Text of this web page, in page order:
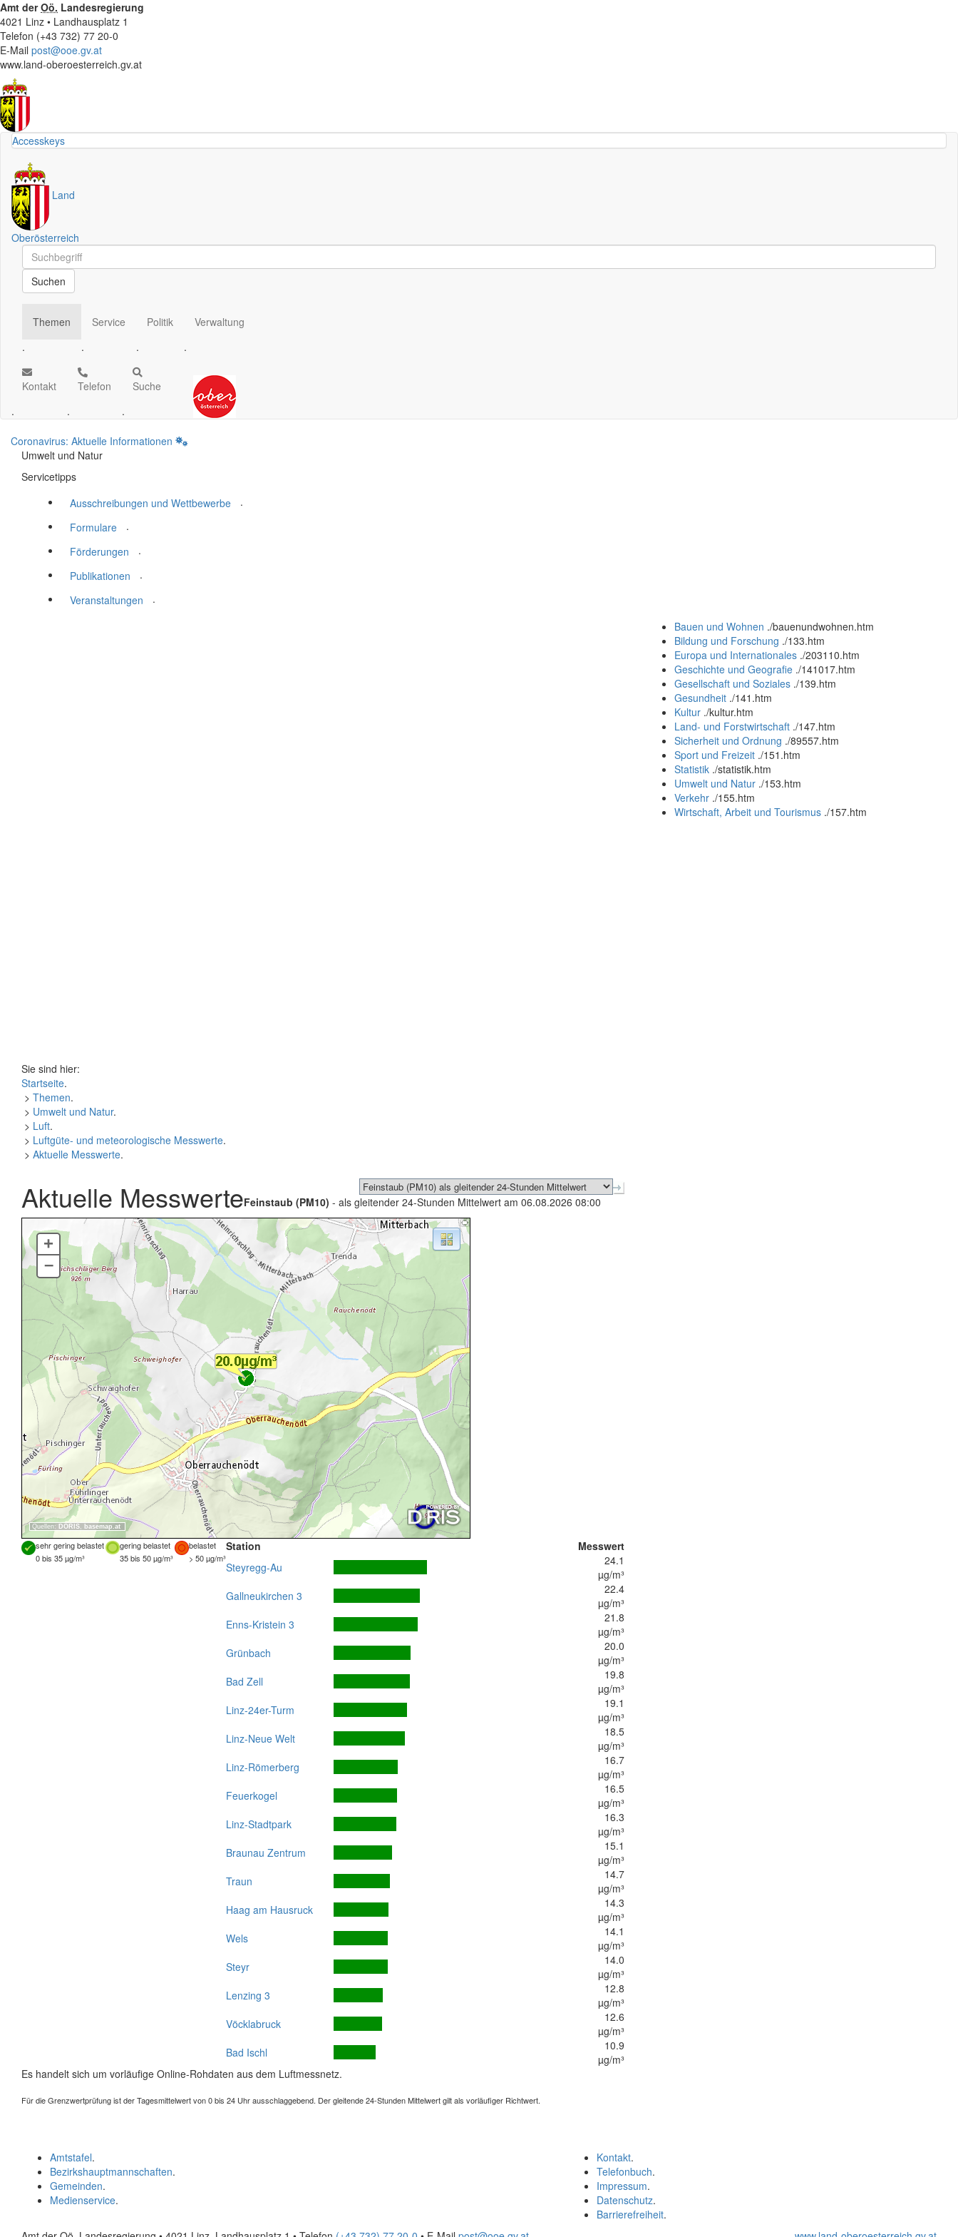
Amt derOö. Landesregierung
4021 Linz • Landhausplatz 1
Telefon (+43 732) 77 20-0
E-Mail post@ooe.gv.at
www.land-oberoesterreich.gv.at
Accesskeys
Land
Oberösterreich
Schnellsuche
Schnellsuche
Suchen
Themen
.
Service
.
Politik
.
Verwaltung
.
Kontakt
.
Telefon
.
Suche
.
Coronavirus: Aktuelle Informationen
Umwelt und Natur
Servicetipps
Ausschreibungen und Wettbewerbe
.
Formulare
.
Förderungen
.
Publikationen
.
Veranstaltungen
.
Bauen und Wohnen ./bauenundwohnen.htm
Bildung und Forschung ./133.htm
Europa und Internationales ./203110.htm
Geschichte und Geografie ./141017.htm
Gesellschaft und Soziales ./139.htm
Gesundheit ./141.htm
Kultur ./kultur.htm
Land- und Forstwirtschaft ./147.htm
Sicherheit und Ordnung ./89557.htm
Sport und Freizeit ./151.htm
Statistik ./statistik.htm
Umwelt und Natur ./153.htm
Verkehr ./155.htm
Wirtschaft, Arbeit und Tourismus ./157.htm
Sie sind hier:
Startseite.
> Themen.
> Umwelt und Natur.
> Luft.
> Luftgüte- und meteorologische Messwerte.
> Aktuelle Messwerte.
Aktuelle MesswerteFeinstaub (PM10) - als gleitender 24-Stunden Mittelwert am 06.08.2026 08:00
Quellen: DORIS, basemap.at
+
–
sehr gering belastet gering belastet
belastet
0 bis 35 µg/m³
35 bis 50 µg/m³ > 50 µg/m³
Station
Messwert
Steyregg-Au
24.1
µg/m³
Gallneukirchen 3
22.4
µg/m³
Enns-Kristein 3
21.8
µg/m³
Grünbach
20.0
µg/m³
Bad Zell
19.8
µg/m³
Linz-24er-Turm
19.1
µg/m³
Linz-Neue Welt
18.5
µg/m³
Linz-Römerberg
16.7
µg/m³
Feuerkogel
16.5
µg/m³
Linz-Stadtpark
16.3
µg/m³
Braunau Zentrum
15.1
µg/m³
Traun
14.7
µg/m³
Haag am Hausruck
14.3
µg/m³
Wels
14.1
µg/m³
Steyr
14.0
µg/m³
Lenzing 3
12.8
µg/m³
Vöcklabruck
12.6
µg/m³
Bad Ischl
10.9
µg/m³
Es handelt sich um vorläufige Online-Rohdaten aus dem Luftmessnetz.
Für die Grenzwertprüfung ist der Tagesmittelwert von 0 bis 24 Uhr ausschlaggebend. Der gleitende 24-Stunden Mittelwert gilt als vorläufiger Richtwert.
Kontakt.
Telefonbuch.
Impressum.
Datenschutz.
Barrierefreiheit.
Amtstafel.
Bezirkshauptmannschaften.
Gemeinden.
Medienservice.